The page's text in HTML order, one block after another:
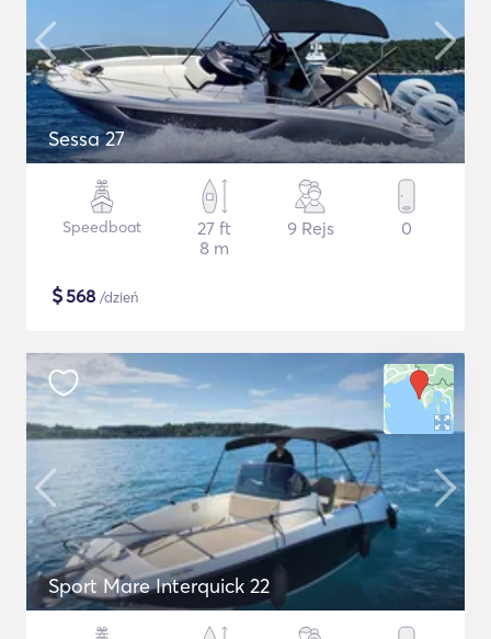
Sessa 27
Speedboat
27 ft
8 m
9 Rejs 0
$568 /dzień
Sport Mare Interquick 22